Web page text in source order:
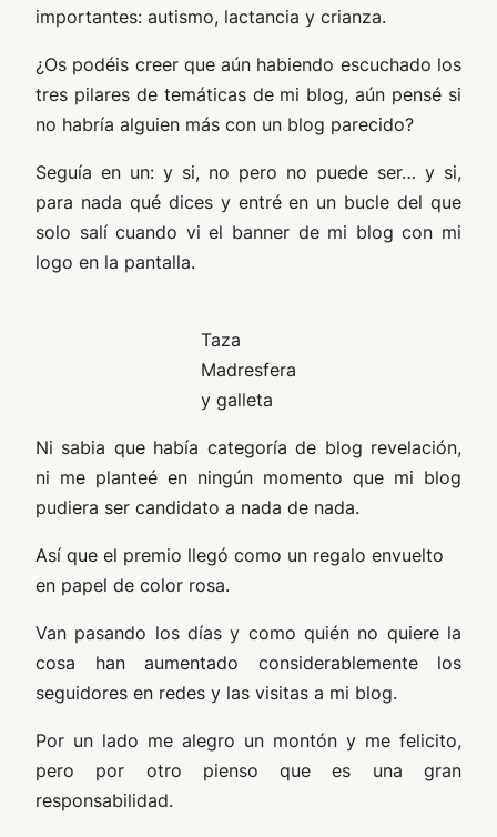
importantes: autismo, lactancia y crianza.
¿Os podéis creer que aún habiendo escuchado los
tres pilares de temáticas de mi blog, aún pensé si
no habría alguien más con un blog parecido?
Seguía en un: y si, no pero no puede ser… y si,
para nada qué dices y entré en un bucle del que
solo salí cuando vi el banner de mi blog con mi
logo en la pantalla.
Taza
Madresfera
y galleta
Ni sabia que había categoría de blog revelación,
ni me planteé en ningún momento que mi blog
pudiera ser candidato a nada de nada.
Así que el premio llegó como un regalo envuelto
en papel de color rosa.
Van pasando los días y como quién no quiere la
cosa han aumentado considerablemente los
seguidores en redes y las visitas a mi blog.
Por un lado me alegro un montón y me felicito,
pero por otro pienso que es una gran
responsabilidad.